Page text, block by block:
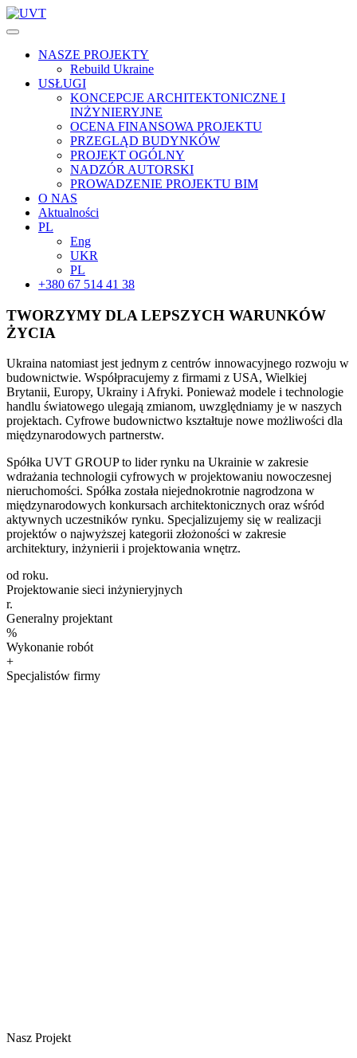
NASZE PROJEKTY
Rebuild Ukraine
USŁUGI
KONCEPCJE ARCHITEKTONICZNE I
INŻYNIERYJNE
OCENA FINANSOWA PROJEKTU
PRZEGLĄD BUDYNKÓW
PROJEKT OGÓLNY
NADZÓR AUTORSKI
PROWADZENIE PROJEKTU BIM
O NAS
Aktualności
PL
Eng
UKR
PL
+380 67 514 41 38
TWORZYMY DLA LEPSZYCH WARUNKÓW
ŻYCIA
Ukraina natomiast jest jednym z centrów innowacyjnego rozwoju w
budownictwie. Współpracujemy z firmami z USA, Wielkiej
Brytanii, Europy, Ukrainy i Afryki. Ponieważ modele i technologie
handlu światowego ulegają zmianom, uwzględniamy je w naszych
projektach. Cyfrowe budownictwo kształtuje nowe możliwości dla
międzynarodowych partnerstw.
Spółka UVT GROUP to lider rynku na Ukrainie w zakresie
wdrażania technologii cyfrowych w projektowaniu nowoczesnej
nieruchomości. Spółka została niejednokrotnie nagrodzona w
międzynarodowych konkursach architektonicznych oraz wśród
aktywnych uczestników rynku. Specjalizujemy się w realizacji
projektów o najwyższej kategorii złożoności w zakresie
architektury, inżynierii i projektowania wnętrz.
od roku.
Projektowanie sieci inżynieryjnych
r.
Generalny projektant
%
Wykonanie robót
+
Specjalistów firmy
Nasz Projekt